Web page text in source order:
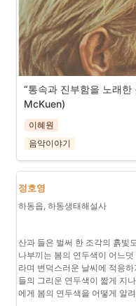
“통속과 진부함을 노래
McKuen)
이혜원
음악이야기
정호영
하동읍, 하동생태해설사
산과 들은 벌써 한 조각의 흙빛
나부끼는 봄의 연두색이 어느
라며 변덕스러운 날씨에 적응
들의 그리운 연두색이 짧게 지
에게 봄의 연두색을 어떻게 알